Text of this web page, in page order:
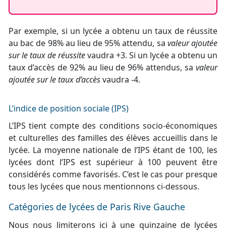
Par exemple, si un lycée a obtenu un taux de réussite
au bac de 98% au lieu de 95% attendu, sa valeur ajoutée
sur le taux de réussitevaudra +3. Si un lycée a obtenu un
taux d’accès de 92% au lieu de 96% attendus, sa valeur
ajoutée sur le taux d’accèsvaudra -4.
L’indice de position sociale (IPS)
L’IPS tient compte des conditions socio-économiques
et culturelles des familles des élèves accueillis dans le
lycée. La moyenne nationale de l’IPS étant de 100, les
lycées dont l’IPS est supérieur à 100 peuvent être
considérés comme favorisés. C’est le cas pour presque
tous les lycées que nous mentionnons ci-dessous.
Catégories de lycées de Paris Rive Gauche
Nous nous limiterons ici à une quinzaine de lycées